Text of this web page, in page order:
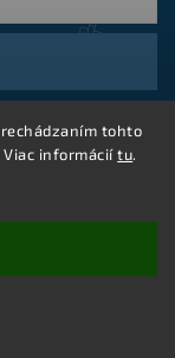
tohto
Viac informáciítu.